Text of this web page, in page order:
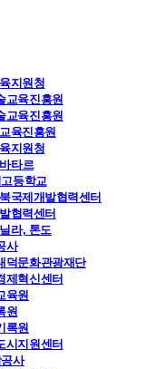
지원청
교육진흥원
교육진흥원
육진흥원
지원청
타르
등학교
국제개발협력센터
협력센터
라, 톤도
사
덕문화관광재단
제혁신센터
육원
원
록원
시지원센터
사